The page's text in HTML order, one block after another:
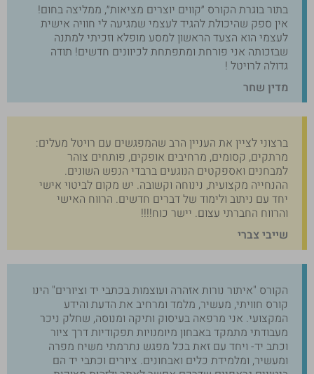
בתור בוגרת הקורס ״קווים יוצרים מציאות״, ממליצה בחום!
אין ספק שהיכולת להגיד לעצמי שמגיעה לי חוויה אישית
לעצמי הוא הצעד הראשון למסע מופלא וזכיתי למתנה
שבזכותה אני פורחת ומתפתחת לכיוונים חדשים! תודה
גדולה לרויטל !
מדין שחר
ברצוני לציין את העניין הרב שהמפגשים עם רויטל מעלים:
מרתקים, קסומים, מרחיבים אופקים, פותחים צוהר
למבחנים ואספקטים הנוגעים ברבדי הנפש השונים.
ההנחייה מקצועית, נינוחה וקשובה. יש מקום לביטוי אישי
יחד עם ניתוב ולימוד של דברים חדשים. הרווח האישי
והרווח החברתי עצום. יישר כוח!!!!
שייבי צברי
הקורס "איתור נורות אזהרה ועוצמות בכתבי יד וציורים" הינו
קורס חוויתי, מעשיר, מלמד ומרחיב את הדעת והידע
המקצועי. אני מרפאה בעיסוק ותיקה ומנוסה, שחלק ניכר
מעבודתי מתמקד באבחון מיומנויות תפקודיות דרך ציור
וכתב יד- ויחד עם זאת בכל מפגש נתרמתי משיח מפרה
ומעשיר, ומלמידת כלים ואבחונים. ציורים וכתבי יד הם